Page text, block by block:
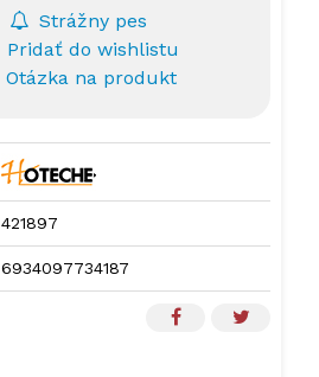
Strážny pes
Pridať do wishlistu
Otázka na produkt
421897
6934097734187